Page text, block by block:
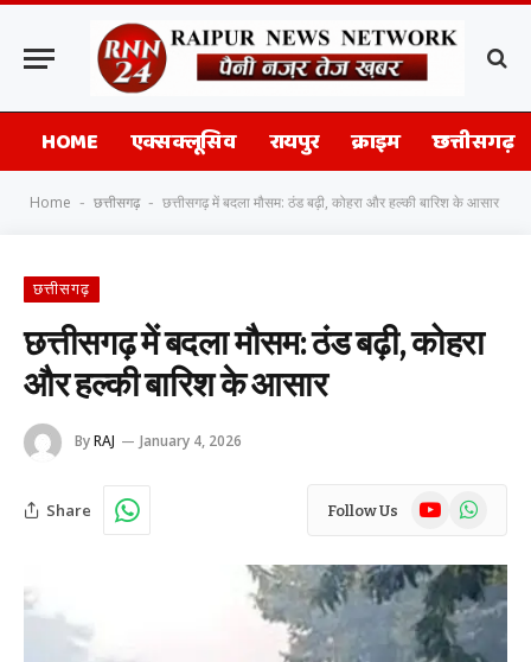
HOME एक्सक्लूसिव रायपुर क्राइम छत्तीसगढ़
Home - छत्तीसगढ़ - छत्तीसगढ़ में बदला मौसम: ठंड बढ़ी, कोहरा और हल्की बारिश के आसार
छत्तीसगढ़
छत्तीसगढ़ में बदला मौसम: ठंड बढ़ी, कोहरा
और हल्की बारिश के आसार
ByRAJ January 4, 2026
Share Follow Us YouTubeWhatsApp